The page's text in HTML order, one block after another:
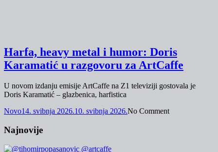
Harfa, heavy metal i humor: Doris
Karamatić u razgovoru za ArtCaffe
U novom izdanju emisije ArtCaffe na Z1 televiziji gostovala je
Doris Karamatić – glazbenica, harfistica
Novo14. svibnja 2026.10. svibnja 2026.No Comment
Najnovije